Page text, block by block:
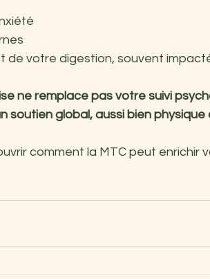
de votre digestion, souvent
ne remplace pas votre suivi
soutien global, aussi bien physique
comment la MTC peut enrichir